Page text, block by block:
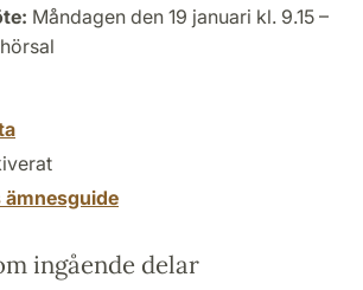
Måndagen den 19 januari kl. 9.15 –
ingående delar